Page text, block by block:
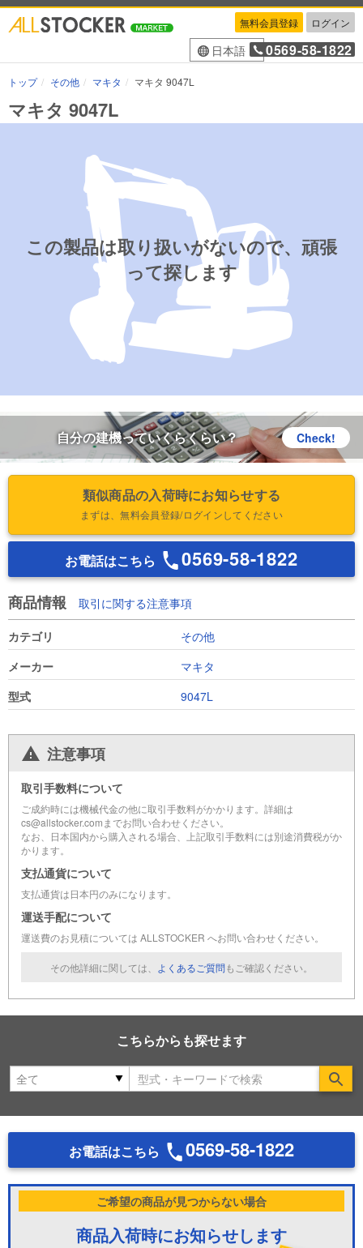
無料会員登録 ログイン
日本語 0569-58-1822
トップ その他 マキタ マキタ 9047L
マキタ 9047L
この製品は取り扱いがないので、頑張
って探します
自分の建機っていくらくらい？ Check!
類似商品の入荷時にお知らせする
まずは、無料会員登録/ログインしてください
お電話はこちら 0569-58-1822
商品情報 取引に関する注意事項
カテゴリ
その他
メーカー
マキタ
型式
9047L
注意事項
取引手数料について
ご成約時には機械代金の他に取引手数料がかかります。詳細は
cs@allstocker.comまでお問い合わせください。
なお、日本国内から購入される場合、上記取引手数料には別途消費税がか
かります。
支払通貨について
支払通貨は日本円のみになります。
運送手配について
運送費のお見積については ALLSTOCKER へお問い合わせください。
その他詳細に関しては、 よくあるご質問もご確認ください。
こちらからも探せます
お電話はこちら 0569-58-1822
ご希望の商品が見つからない場合
商品入荷時にお知らせします